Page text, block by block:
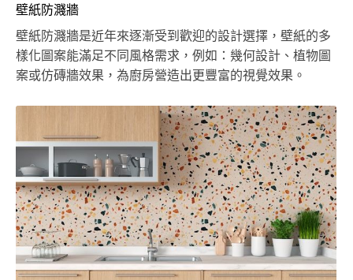
壁紙防濺牆
壁紙防濺牆是近年來逐漸受到歡迎的設計選擇，壁紙的多
樣化圖案能滿足不同風格需求，例如：幾何設計、植物圖
案或仿磚牆效果，為廚房營造出更豐富的視覺效果。